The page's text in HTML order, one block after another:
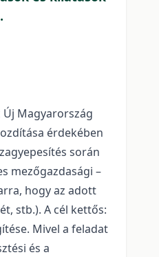
Magyarország
érdekében
során
mezőgazdasági –
hogy az adott
stb.). A cél kettős:
Mivel a feladat
és a